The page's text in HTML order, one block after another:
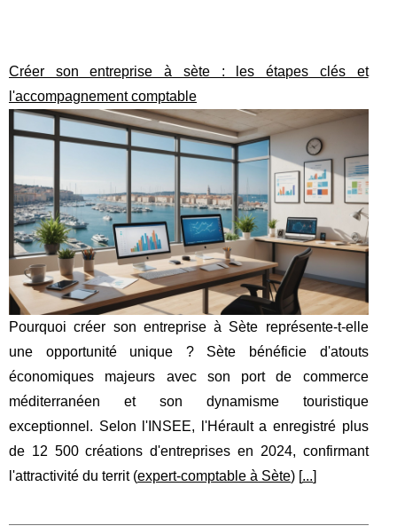
Créer son entreprise à sète : les étapes clés et
l'accompagnement comptable
Pourquoi créer son entreprise à Sète représente-t-elle
une opportunité unique ? Sète bénéficie d'atouts
économiques majeurs avec son port de commerce
méditerranéen et son dynamisme touristique
exceptionnel. Selon l'INSEE, l'Hérault a enregistré plus
de 12 500 créations d'entreprises en 2024, confirmant
l'attractivité du territ (expert-comptable à Sète) [...]